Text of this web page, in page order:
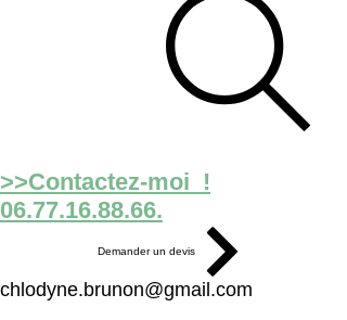
>>Contactez-moi !
06.77.16.88.66.
Demander un devis
chlodyne.brunon@gmail.com